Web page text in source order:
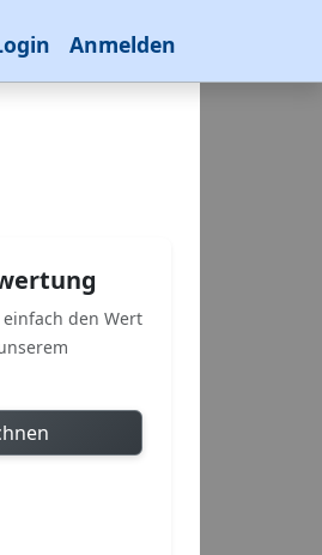
Anmelden
den Wert